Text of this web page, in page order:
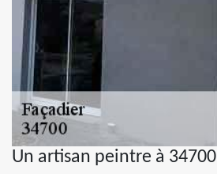
Un artisan peintre à 34700